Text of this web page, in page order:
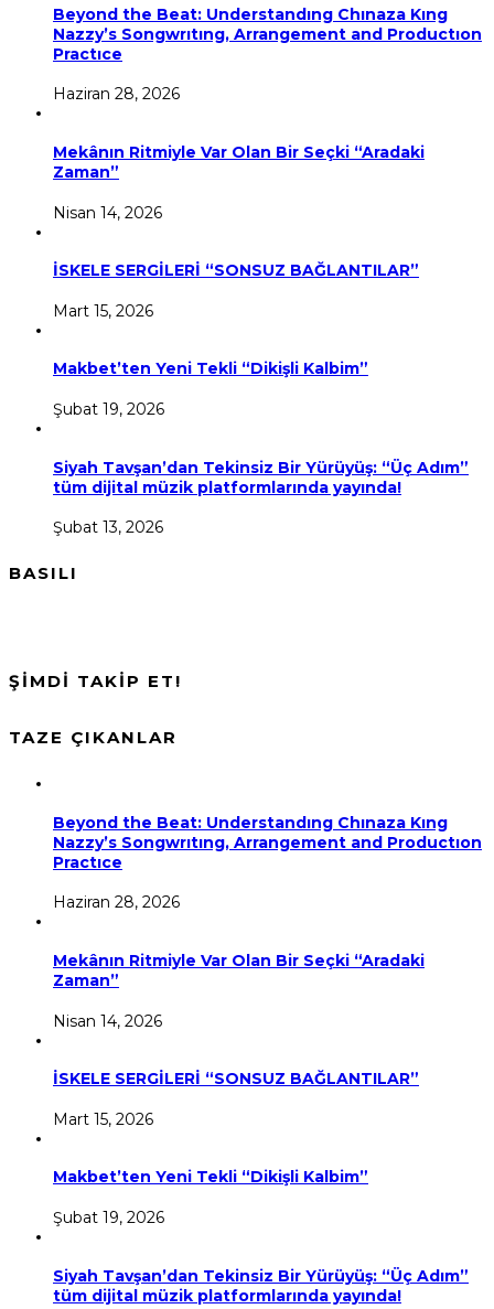
Beyond the Beat: Understandıng Chınaza Kıng
Nazzy’s Songwrıtıng, Arrangement and Productıon
Practıce
Haziran 28, 2026
Mekânın Ritmiyle Var Olan Bir Seçki “Aradaki
Zaman”
Nisan 14, 2026
İSKELE SERGİLERİ “SONSUZ BAĞLANTILAR”
Mart 15, 2026
Makbet’ten Yeni Tekli “Dikişli Kalbim”
Şubat 19, 2026
Siyah Tavşan’dan Tekinsiz Bir Yürüyüş: “Üç Adım”
tüm dijital müzik platformlarında yayında!
Şubat 13, 2026
BASILI
ŞİMDİ TAKİP ET!
TAZE ÇIKANLAR
Beyond the Beat: Understandıng Chınaza Kıng
Nazzy’s Songwrıtıng, Arrangement and Productıon
Practıce
Haziran 28, 2026
Mekânın Ritmiyle Var Olan Bir Seçki “Aradaki
Zaman”
Nisan 14, 2026
İSKELE SERGİLERİ “SONSUZ BAĞLANTILAR”
Mart 15, 2026
Makbet’ten Yeni Tekli “Dikişli Kalbim”
Şubat 19, 2026
Siyah Tavşan’dan Tekinsiz Bir Yürüyüş: “Üç Adım”
tüm dijital müzik platformlarında yayında!